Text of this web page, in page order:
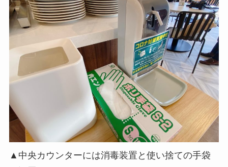
▲中央カウンターには消毒装置と使い捨ての手袋